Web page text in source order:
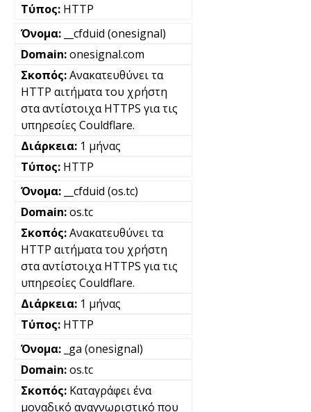
HTTP
__cfduid (onesignal)
onesignal.com
Ανακατευθύνει τα
HTTP αιτήματα του χρήστη
στα αντίστοιχα HTTPS για τις
υπηρεσίες Couldflare.
1 μήνας
HTTP
__cfduid (os.tc)
os.tc
Ανακατευθύνει τα
HTTP αιτήματα του χρήστη
στα αντίστοιχα HTTPS για τις
υπηρεσίες Couldflare.
1 μήνας
HTTP
_ga (onesignal)
os.tc
Καταγράφει ένα
μοναδικό αναγνωριστικό που